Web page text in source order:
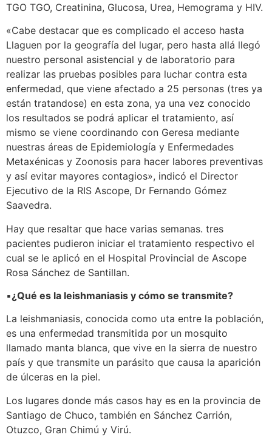
TGO TGO, Creatinina, Glucosa, Urea, Hemograma y HIV.
«Cabe destacar que es complicado el acceso hasta
Llaguen por la geografía del lugar, pero hasta allá llegó
nuestro personal asistencial y de laboratorio para
realizar las pruebas posibles para luchar contra esta
enfermedad, que viene afectado a 25 personas (tres ya
están tratandose) en esta zona, ya una vez conocido
los resultados se podrá aplicar el tratamiento, así
mismo se viene coordinando con Geresa mediante
nuestras áreas de Epidemiología y Enfermedades
Metaxénicas y Zoonosis para hacer labores preventivas
y así evitar mayores contagios», indicó el Director
Ejecutivo de la RIS Ascope, Dr Fernando Gómez
Saavedra.
Hay que resaltar que hace varias semanas. tres
pacientes pudieron iniciar el tratamiento respectivo el
cual se le aplicó en el Hospital Provincial de Ascope
Rosa Sánchez de Santillan.
▪️¿Qué es la leishmaniasis y cómo se transmite?
La leishmaniasis, conocida como uta entre la población,
es una enfermedad transmitida por un mosquito
llamado manta blanca, que vive en la sierra de nuestro
país y que transmite un parásito que causa la aparición
de úlceras en la piel.
Los lugares donde más casos hay es en la provincia de
Santiago de Chuco, también en Sánchez Carrión,
Otuzco, Gran Chimú y Virú.